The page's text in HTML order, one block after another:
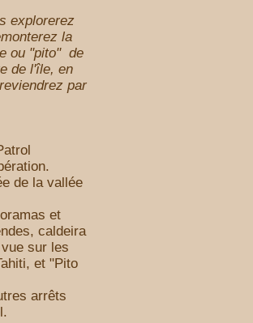
explorerez
la
ou "pito" de
de l'île, en
par
de la vallée
et
caldeira
sur les
et "Pito
arrêts